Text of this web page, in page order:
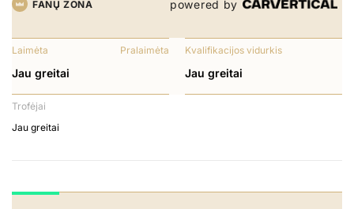
Trofėjai
Jau greitai
FANŲ ZONA powered by
Laimėta Pralaimėta
Jau greitai
Kvalifikacijos vidurkis
Jau greitai